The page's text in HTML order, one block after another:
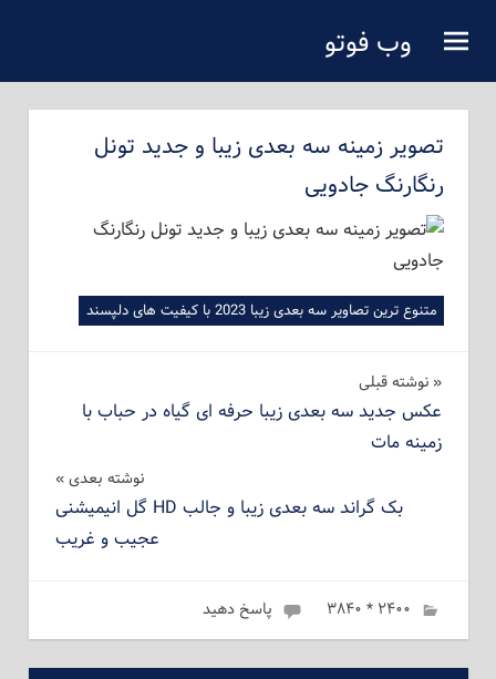
محتوای
اصلی
وب فوتو
تصویر زمینه سه بعدی زیبا و جدید تونل
رنگارنگ جادویی
متنوع ترین تصاویر سه بعدی زیبا 2023 با کیفیت های دلپسند
راهبری
نوشته
نوشته‌ قبلی
عکس جدید سه بعدی زیبا حرفه ای گیاه در حباب با
زمینه مات
نوشته بعدی
بک گراند سه بعدی زیبا و جالب HD گل انیمیشنی
عجیب و غریب
فوریه 24, 2023
admin
۲۴۰۰ * ۳۸۴۰ پاسخ دهید